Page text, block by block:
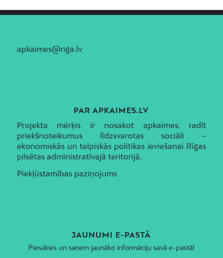
apkaimes@riga.lv
PAR APKAIMES.LV
Projekta mērķis ir nosakot apkaimes, radīt
priekšnoteikumus līdzsvarotas sociāli –
ekonomiskās un telpiskās politikas ieviešanai Rīgas
pilsētas administratīvajā teritorijā.
Piekļūstamības paziņojums
JAUNUMI E-PASTĀ
Piesakies un saņem jaunāko informāciju savā e-pastā!